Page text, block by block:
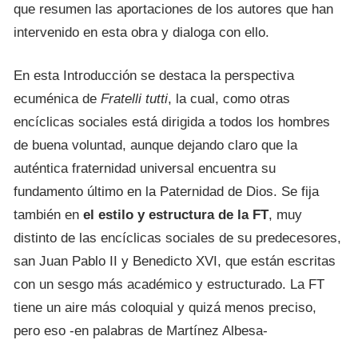
que resumen las aportaciones de los autores que han
intervenido en esta obra y dialoga con ello.
En esta Introducción se destaca la perspectiva
ecuménica de Fratelli tutti, la cual, como otras
encíclicas sociales está dirigida a todos los hombres
de buena voluntad, aunque dejando claro que la
auténtica fraternidad universal encuentra su
fundamento último en la Paternidad de Dios. Se fija
también en el estilo y estructura de la FT, muy
distinto de las encíclicas sociales de su predecesores,
san Juan Pablo II y Benedicto XVI, que están escritas
con un sesgo más académico y estructurado. La FT
tiene un aire más coloquial y quizá menos preciso,
pero eso -en palabras de Martínez Albesa-